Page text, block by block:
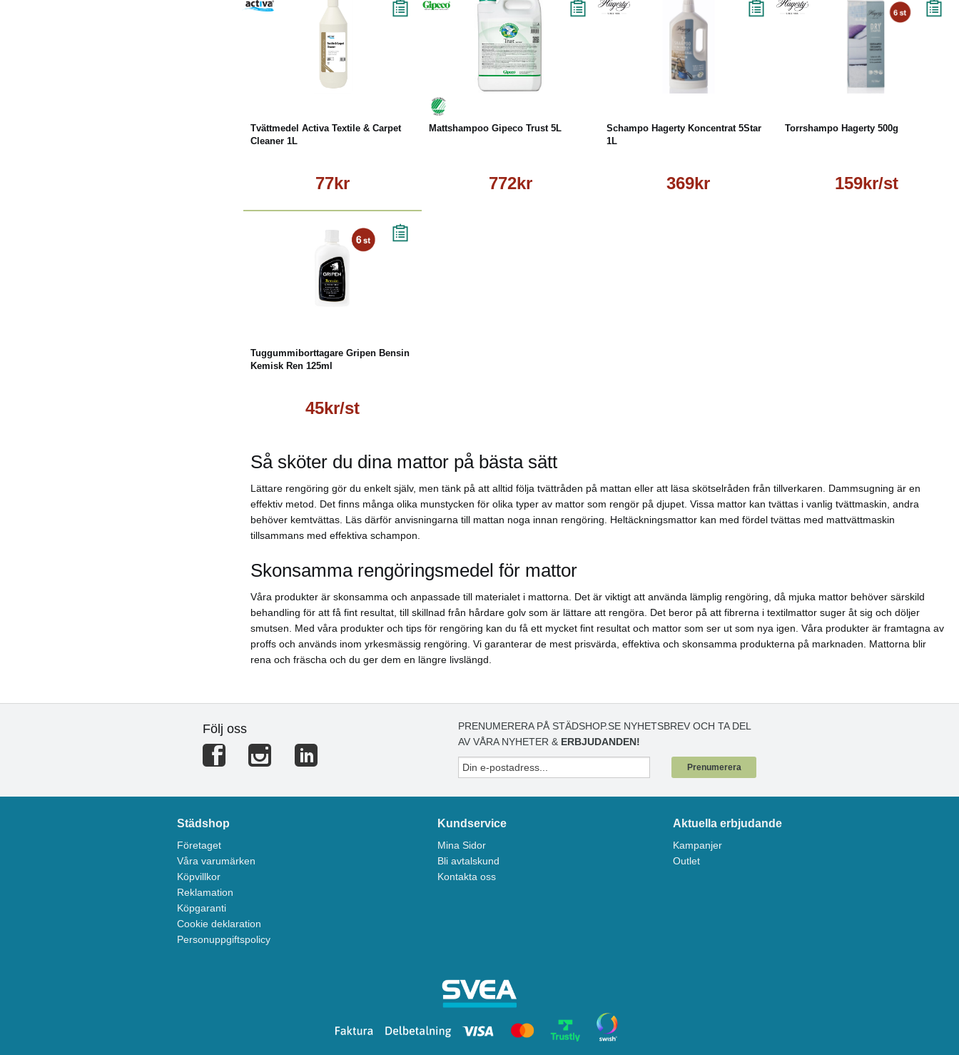
Tvättmedel Activa Textile & Carpet
Cleaner 1L
77kr
Mattshampoo Gipeco Trust 5L
772kr
Köp Läs mer
Schampo Hagerty Koncentrat 5Star
1L
369kr
Torrshampo Hagerty 500g
159kr/st
Läs mer
Tuggummiborttagare Gripen Bensin
Kemisk Ren 125ml
45kr/st
Så sköter du dina mattor på bästa sätt
Lättare rengöring gör du enkelt själv, men tänk på att alltid följa tvättråden på mattan eller att läsa skötselråden från tillverkaren. Dammsugning är en
effektiv metod. Det finns många olika munstycken för olika typer av mattor som rengör på djupet. Vissa mattor kan tvättas i vanlig tvättmaskin, andra
behöver kemtvättas. Läs därför anvisningarna till mattan noga innan rengöring. Heltäckningsmattor kan med fördel tvättas med mattvättmaskin
tillsammans med effektiva schampon.
Skonsamma rengöringsmedel för mattor
Våra produkter är skonsamma och anpassade till materialet i mattorna. Det är viktigt att använda lämplig rengöring, då mjuka mattor behöver särskild
behandling för att få fint resultat, till skillnad från hårdare golv som är lättare att rengöra. Det beror på att fibrerna i textilmattor suger åt sig och döljer
smutsen. Med våra produkter och tips för rengöring kan du få ett mycket fint resultat och mattor som ser ut som nya igen. Våra produkter är framtagna av
proffs och används inom yrkesmässig rengöring. Vi garanterar de mest prisvärda, effektiva och skonsamma produkterna på marknaden. Mattorna blir
rena och fräscha och du ger dem en längre livslängd.
Följ oss
PRENUMERERA PÅ STÄDSHOP.SE NYHETSBREV OCH TA DEL
AV VÅRA NYHETER & ERBJUDANDEN!
Prenumerera
Städshop
Företaget
Våra varumärken
Köpvillkor
Reklamation
Köpgaranti
Cookie deklaration
Personuppgiftspolicy
Kundservice
Mina Sidor
Bli avtalskund
Kontakta oss
Aktuella erbjudande
Kampanjer
Outlet